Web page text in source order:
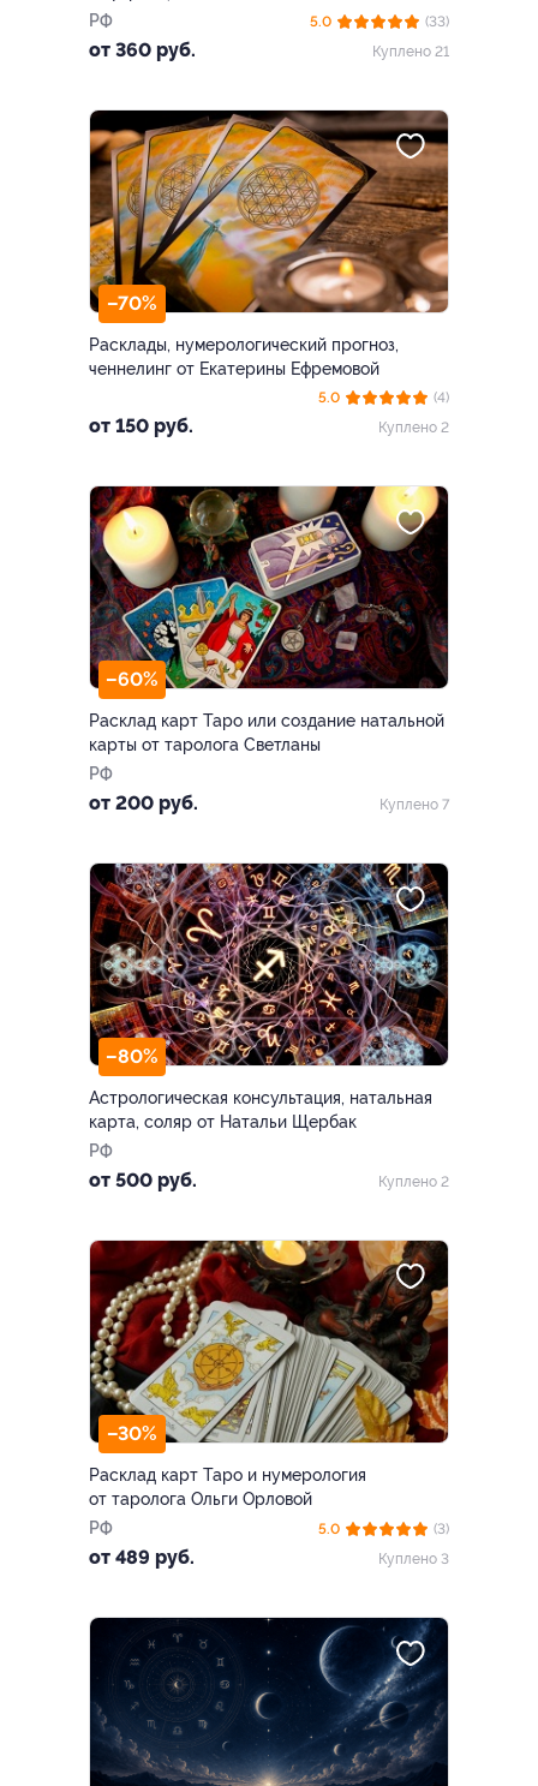
РФ
от 360 руб.
5.0
(33)
Куплено 21
–70%
Расклады, нумерологический прогноз,
ченнелинг от Екатерины Ефремовой
от 150 руб.
5.0
(4)
Куплено 2
–60%
Расклад карт Таро или создание натальной
карты от таролога Светланы
РФ
от 200 руб. Куплено 7
–80%
Астрологическая консультация, натальная
карта, соляр от Натальи Щербак
РФ
от 500 руб. Куплено 2
–30%
Расклад карт Таро и нумерология
от таролога Ольги Орловой
РФ
от 489 руб.
5.0
(3)
Куплено 3